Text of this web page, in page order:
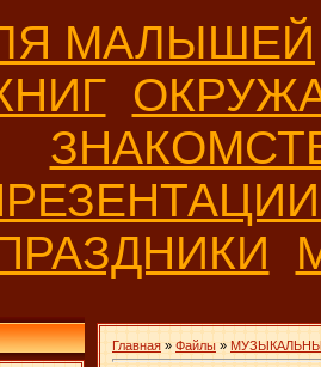
МАЛЫШЕЙ
Главная » Файлы »